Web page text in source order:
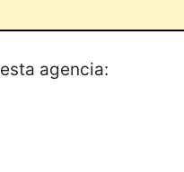
agencia: